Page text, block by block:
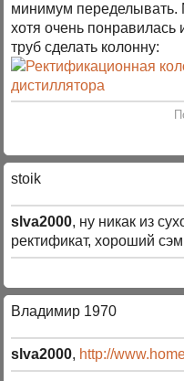
минимум переделывать.
хотя очень понравилась
труб сделать колонну:
stoik
slva2000, ну никак из
ректификат, хороший
Владимир 1970
slva2000, http://